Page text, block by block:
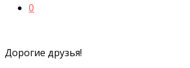
0
Дорогие друзья!